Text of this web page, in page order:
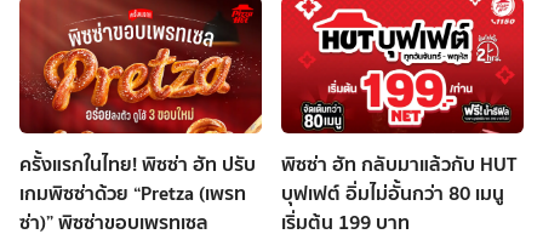
ครั้งแรกในไทย! พิซซ่า ฮัท ปรับ
เกมพิซซ่าด้วย “Pretza (เพรท
ซ่า)” พิซซ่าขอบเพรทเซล
พิซซ่า ฮัท กลับมาแล้วกับ HUT
บุฟเฟต์ อิ่มไม่อั้นกว่า 80 เมนู
เริ่มต้น 199 บาท